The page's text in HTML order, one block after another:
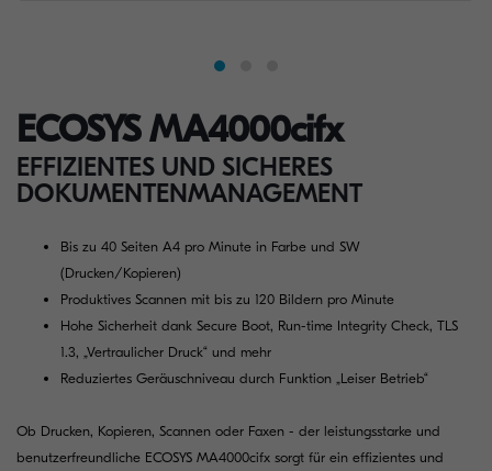
ECOSYS MA4000cifx
EFFIZIENTES UND SICHERES
DOKUMENTENMANAGEMENT
Bis zu 40 Seiten A4 pro Minute in Farbe und SW
(Drucken/Kopieren)
Produktives Scannen mit bis zu 120 Bildern pro Minute
Hohe Sicherheit dank Secure Boot, Run-time Integrity Check, TLS
1.3, „Vertraulicher Druck“ und mehr
Reduziertes Geräuschniveau durch Funktion „Leiser Betrieb“
Ob Drucken, Kopieren, Scannen oder Faxen - der leistungsstarke und
benutzerfreundliche ECOSYS MA4000cifx sorgt für ein effizientes und